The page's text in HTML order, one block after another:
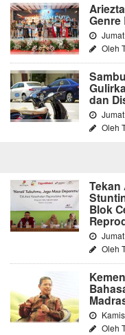
Genre
Oleh
dan
Oleh
Tekan
Blok
Oleh
Oleh